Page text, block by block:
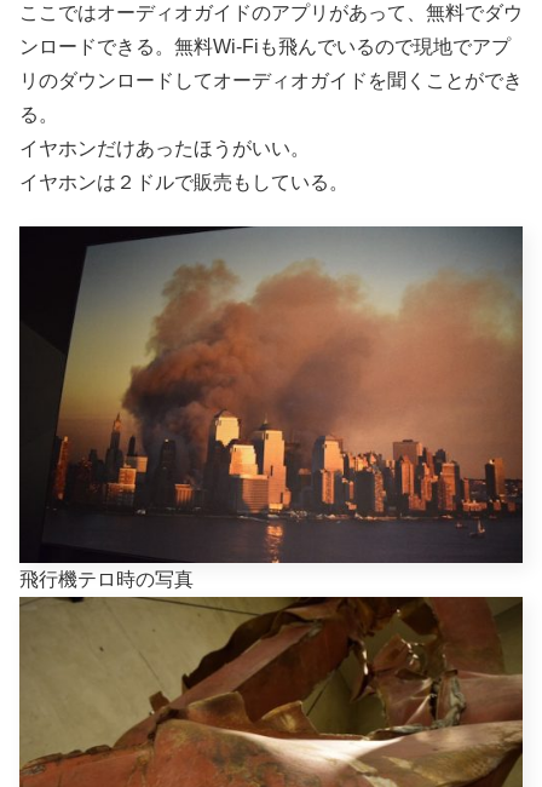
ここではオーディオガイドのアプリがあって、無料でダウ
ンロードできる。無料Wi-Fiも飛んでいるので現地でアプ
リのダウンロードしてオーディオガイドを聞くことができ
る。
イヤホンだけあったほうがいい。
イヤホンは２ドルで販売もしている。
飛行機テロ時の写真